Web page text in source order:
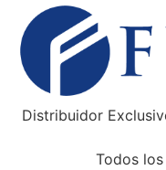
Distribuidor
Todos